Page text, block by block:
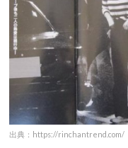
出典：https://rinchantrend.com/